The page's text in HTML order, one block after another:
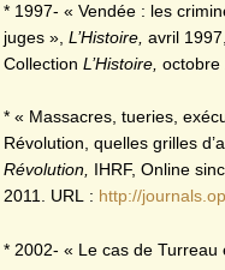
* 1997- « Vendée : les
juges », L’Histoire, avril
Collection L’Histoire, octobre
* « Massacres, tueries,
Révolution, quelles grilles
Révolution, IHRF, Online
2011. URL : http://
* 2002- « Le cas de